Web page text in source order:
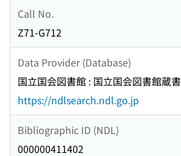
Call No.
Z71-G712
Data Provider (Database)
国立国会図書館 : 国立国会図書館蔵書
https://ndlsearch.ndl.go.jp
Bibliographic ID (NDL)
000000411402